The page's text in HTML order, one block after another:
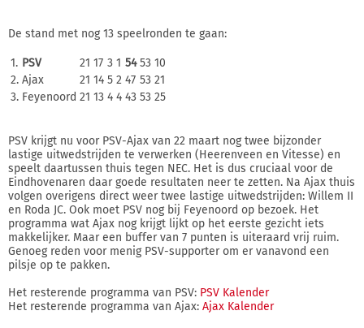
De stand met nog 13 speelronden te gaan:
1. PSV 21 17 3 1 54 53 10
2. Ajax 21 14 5 2 47 53 21
3. Feyenoord 21 13 4 4 43 53 25
PSV krijgt nu voor PSV-Ajax van 22 maart nog twee bijzonder
lastige uitwedstrijden te verwerken (Heerenveen en Vitesse) en
speelt daartussen thuis tegen NEC. Het is dus cruciaal voor de
Eindhovenaren daar goede resultaten neer te zetten. Na Ajax thuis
volgen overigens direct weer twee lastige uitwedstrijden: Willem II
en Roda JC. Ook moet PSV nog bij Feyenoord op bezoek. Het
programma wat Ajax nog krijgt lijkt op het eerste gezicht iets
makkelijker. Maar een buffer van 7 punten is uiteraard vrij ruim.
Genoeg reden voor menig PSV-supporter om er vanavond een
pilsje op te pakken.
Het resterende programma van PSV: PSV Kalender
Het resterende programma van Ajax: Ajax Kalender